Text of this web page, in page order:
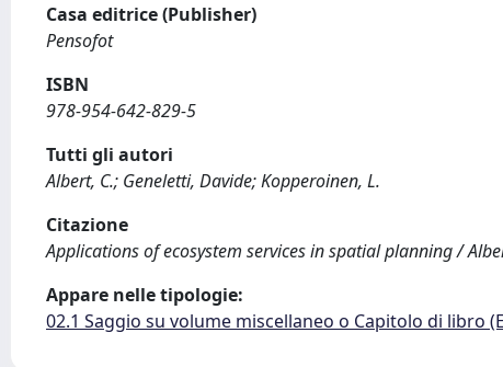
Casa editrice (Publisher)
Pensofot
ISBN
978-954-642-829-5
Tutti gli autori
Albert, C.; Geneletti, Davide; Kopperoinen, L.
Citazione
Applications of ecosystem services in spatial planning /
Appare nelle tipologie:
02.1 Saggio su volume miscellaneo o Capitolo di libro